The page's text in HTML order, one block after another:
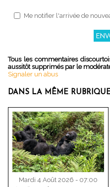
Me notifier l'arrivée de
Tous les commentaires
aussitôt supprimés par le
Signaler un abus
DANS LA MÊME
Mardi 4 Août 2026 - 07:00